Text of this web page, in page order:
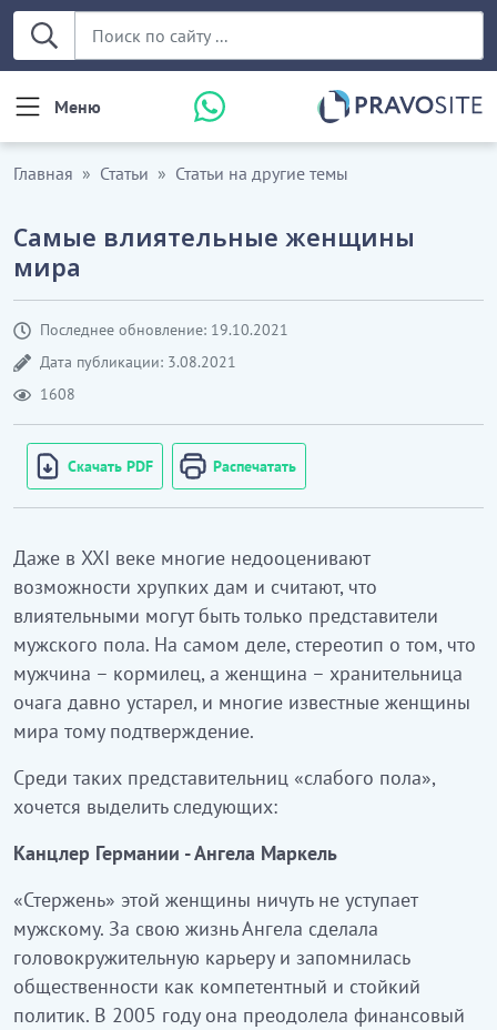
Меню
Главная Статьи Статьи на другие темы
Самые влиятельные женщины
мира
Последнее обновление: 19.10.2021
Дата публикации: 3.08.2021
1608
Скачать PDF Распечатать
Даже в XXI веке многие недооценивают
возможности хрупких дам и считают, что
влиятельными могут быть только представители
мужского пола. На самом деле, стереотип о том, что
мужчина – кормилец, а женщина – хранительница
очага давно устарел, и многие известные женщины
мира тому подтверждение.
Среди таких представительниц «слабого пола»,
хочется выделить следующих:
Канцлер Германии - Ангела Маркель
«Стержень» этой женщины ничуть не уступает
мужскому. За свою жизнь Ангела сделала
головокружительную карьеру и запомнилась
общественности как компетентный и стойкий
политик. В 2005 году она преодолела финансовый